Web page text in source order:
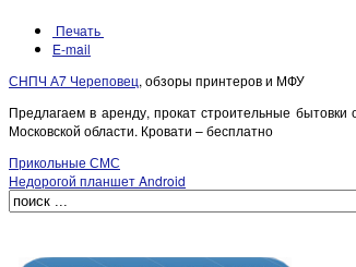
Печать
E-mail
СНПЧ А7 Череповец, обзоры принтеров и МФУ
Предлагаем в аренду, прокат строительные
Московской области. Кровати – бесплатно
Прикольные СМС
Недорогой планшет Android